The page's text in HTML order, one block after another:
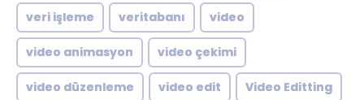
veri işleme veritabanı video
video animasyon video çekimi
video düzenleme video edit Video Editting